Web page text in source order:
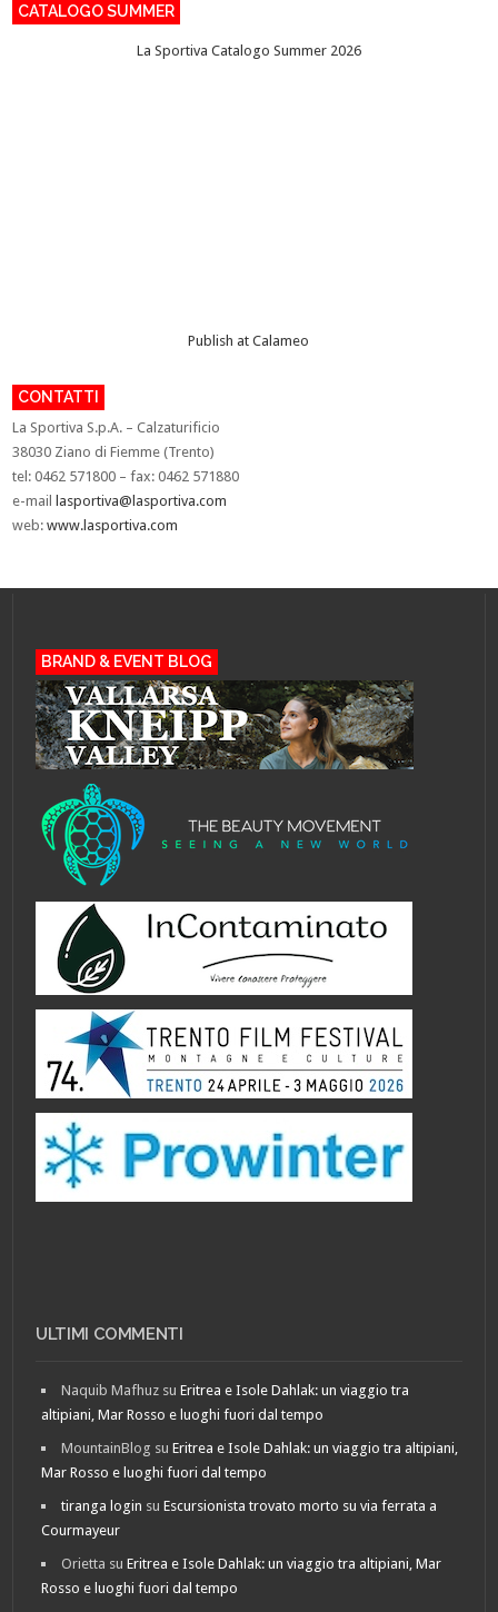
CATALOGO SUMMER
La Sportiva Catalogo Summer 2026
Publish at Calameo
CONTATTI
La Sportiva S.p.A. – Calzaturificio
38030 Ziano di Fiemme (Trento)
tel: 0462 571800 – fax: 0462 571880
e-mail
lasportiva@lasportiva.com
web:www.lasportiva.com
BRAND & EVENT BLOG
ULTIMI COMMENTI
Naquib Mafhuz suEritrea e Isole Dahlak: un viaggio tra
altipiani, Mar Rosso e luoghi fuori dal tempo
MountainBlog suEritrea e Isole Dahlak: un viaggio tra altipiani,
Mar Rosso e luoghi fuori dal tempo
tiranga login suEscursionista trovato morto su via ferrata a
Courmayeur
Orietta suEritrea e Isole Dahlak: un viaggio tra altipiani, Mar
Rosso e luoghi fuori dal tempo